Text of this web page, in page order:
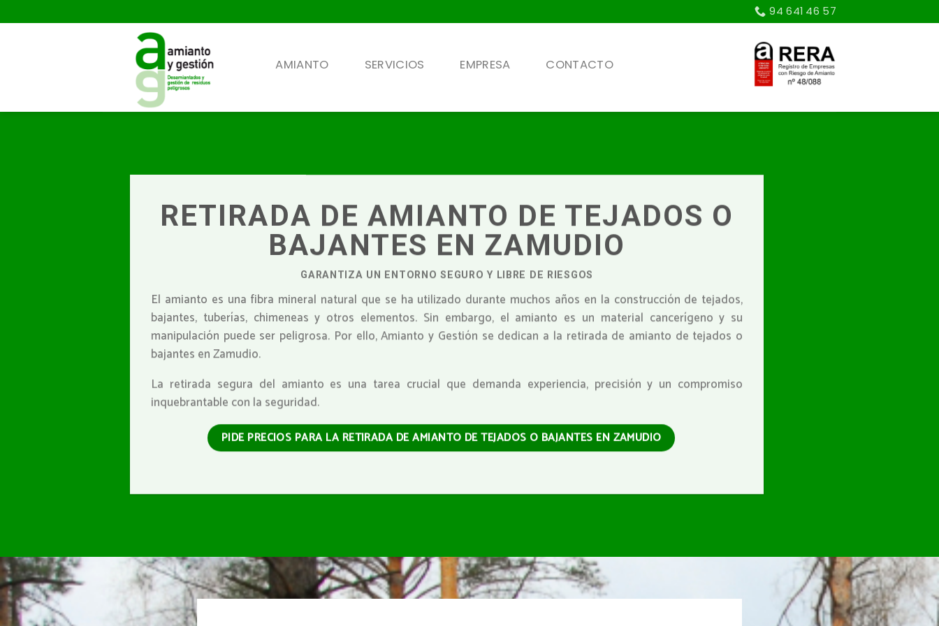
to
94 641 46 57
AMIANTO SERVICIOS EMPRESA CONTACTO
RETIRADA DE AMIANTO DE TEJADOS O
BAJANTES EN ZAMUDIO
GARANTIZA UN ENTORNO SEGURO Y LIBRE DE RIESGOS
El amianto es una fibra mineral natural que se ha utilizado durante muchos años en la construcción de tejados,
bajantes, tuberías, chimeneas y otros elementos. Sin embargo, el amianto es un material cancerígeno y su
manipulación puede ser peligrosa. Por ello, Amianto y Gestión se dedican a la retirada de amianto de tejados o
bajantes en Zamudio.
La retirada segura del amianto es una tarea crucial que demanda experiencia, precisión y un compromiso
inquebrantable con la seguridad.
PIDE PRECIOS PARA LA RETIRADA DE AMIANTO DE TEJADOS O BAJANTES EN ZAMUDIO